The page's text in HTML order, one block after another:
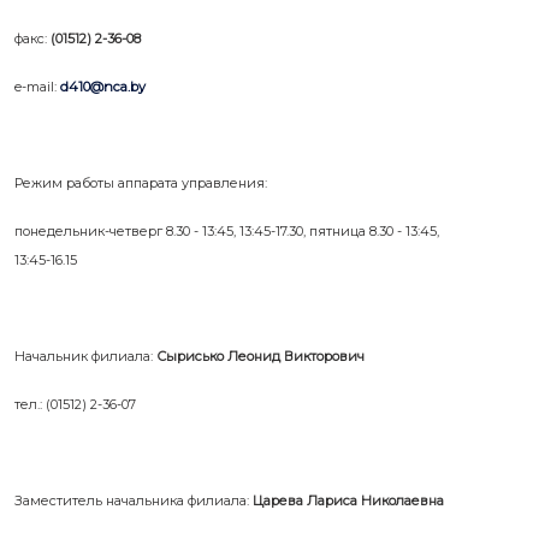
факс: (01512) 2-36-08
e-mail: d410@nca.by
Режим работы аппарата управления:
понедельник-четверг 8.30 - 13:45, 13:45-17.30, пятница 8.30 - 13:45,
13:45-16.15
Начальник филиала: Сырисько Леонид Викторович
тел.: (01512) 2-36-07
Заместитель начальника филиала: Царева Лариса Николаевна